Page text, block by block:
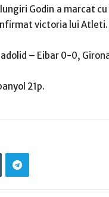
Godin a marcat cu
victoria lui Atleti.
– Eibar 0-0,
21p.